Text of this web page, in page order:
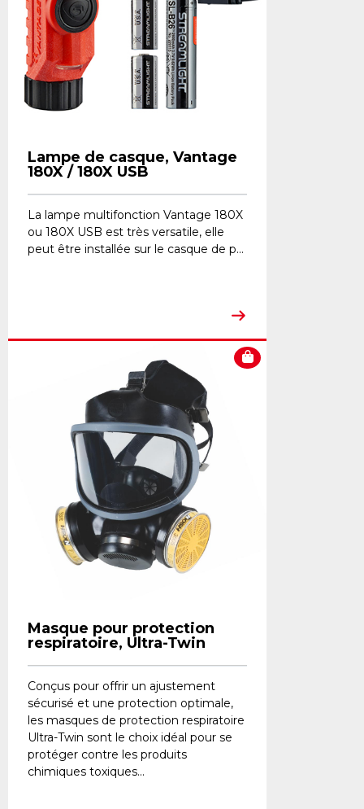
Lampe de casque, Vantage
180X / 180X USB
La lampe multifonction Vantage 180X
ou 180X USB est très versatile, elle
peut être installée sur le casque de p...
Masque pour protection
respiratoire, Ultra-Twin
Conçus pour offrir un ajustement
sécurisé et une protection optimale,
les masques de protection respiratoire
Ultra-Twin sont le choix idéal pour se
protéger contre les produits
chimiques toxiques...